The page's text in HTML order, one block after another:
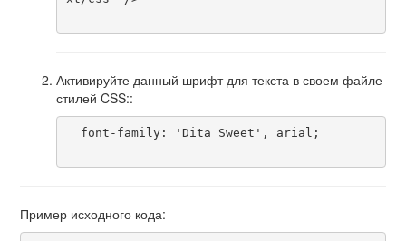
Активируйте данный шрифт для текста в своем файле
стилей CSS::
Пример исходного кода: